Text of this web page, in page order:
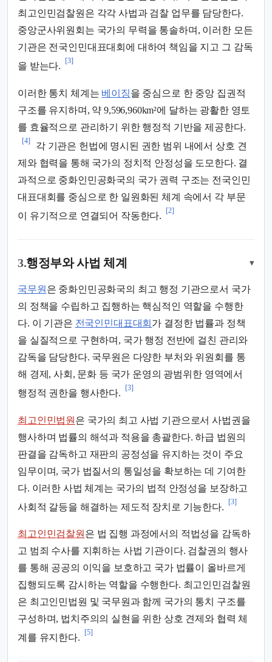
최고인민검찰원은 각각 사법과 검찰 업무를 담당한다.
중앙군사위원회는 국가의 무력을 통솔하며, 이러한 모든
기관은 전국인민대표대회에 대하여 책임을 지고 그 감독
을 받는다.
[3]
이러한 통치 체계는 베이징을 중심으로 한 중앙 집권적
구조를 유지하며, 약 9,596,960km²에 달하는 광활한 영토
를 효율적으로 관리하기 위한 행정적 기반을 제공한다.
[4]
각 기관은 헌법에 명시된 권한 범위 내에서 상호 견
제와 협력을 통해 국가의 정치적 안정성을 도모한다. 결
과적으로 중화인민공화국의 국가 권력 구조는 전국인민
대표대회를 중심으로 한 일원화된 체계 속에서 각 부문
이 유기적으로 연결되어 작동한다.
[2]
3.행정부와 사법 체계 ▾
국무원 은 중화인민공화국의 최고 행정 기관으로서 국가
의 정책을 수립하고 집행하는 핵심적인 역할을 수행한
다. 이 기관은 전국인민대표대회 가 결정한 법률과 정책
을 실질적으로 구현하며, 국가 행정 전반에 걸친 관리와
감독을 담당한다. 국무원은 다양한 부처와 위원회를 통
해 경제, 사회, 문화 등 국가 운영의 광범위한 영역에서
행정적 권한을 행사한다.
[3]
최고인민법원 은 국가의 최고 사법 기관으로서 사법권을
행사하며 법률의 해석과 적용을 총괄한다. 하급 법원의
판결을 감독하고 재판의 공정성을 유지하는 것이 주요
임무이며, 국가 법질서의 통일성을 확보하는 데 기여한
다. 이러한 사법 체계는 국가의 법적 안정성을 보장하고
사회적 갈등을 해결하는 제도적 장치로 기능한다.
[3]
최고인민검찰원 은 법 집행 과정에서의 적법성을 감독하
고 범죄 수사를 지휘하는 사법 기관이다. 검찰권의 행사
를 통해 공공의 이익을 보호하고 국가 법률이 올바르게
집행되도록 감시하는 역할을 수행한다. 최고인민검찰원
은 최고인민법원 및 국무원과 함께 국가의 통치 구조를
구성하며, 법치주의의 실현을 위한 상호 견제와 협력 체
계를 유지한다.
[5]